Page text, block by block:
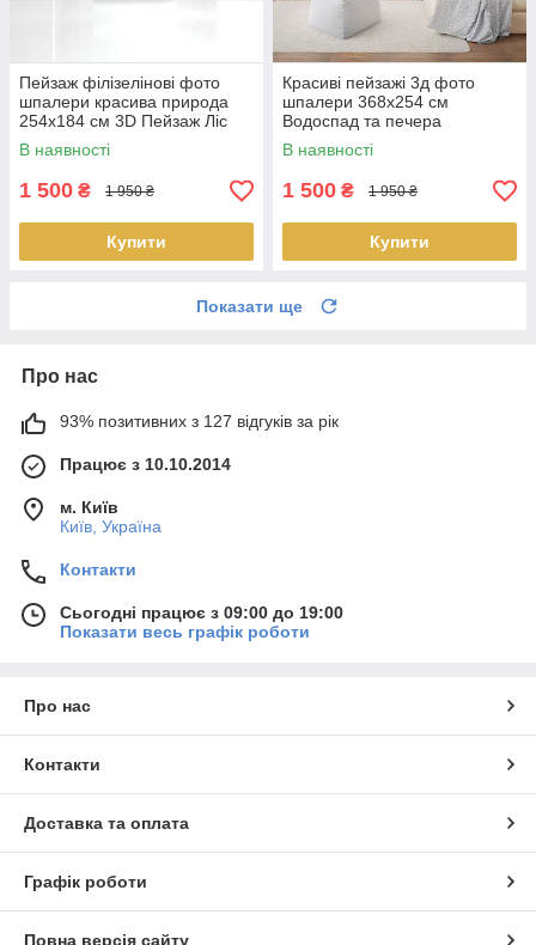
Пейзаж філізелінові фото
шпалери красива природа
254x184 см 3D Пейзаж Ліс
Зелень Чарівний водоспад
(1966V4) Найкраща якість
В наявності
1 500 ₴ 1 950 ₴
Купити
Красиві пейзажі 3д фото
шпалери 368х254 см
Водоспад та печера
(10258P8) Найкраща якість
В наявності
1 500 ₴ 1 950 ₴
Купити
Показати ще
Про нас
93% позитивних з 127 відгуків за рік
Працює з 10.10.2014
м. Київ
Київ, Україна
Контакти
Сьогодні працює з 09:00 до 19:00
Показати весь графік роботи
Про нас
Контакти
Доставка та оплата
Графік роботи
Повна версія сайту